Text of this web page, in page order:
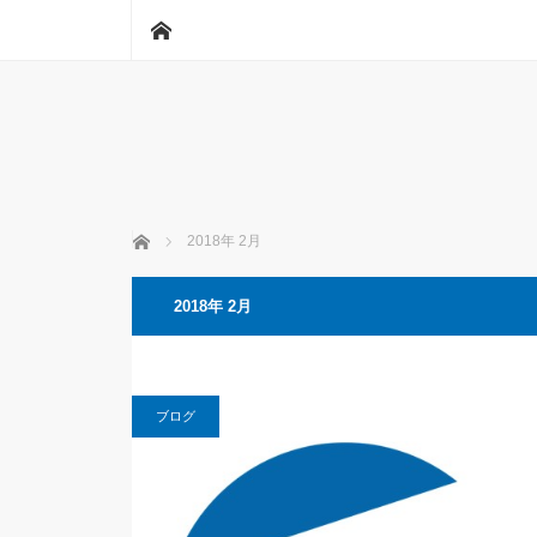
ホーム 2018年 2月
2018年 2月
ブログ